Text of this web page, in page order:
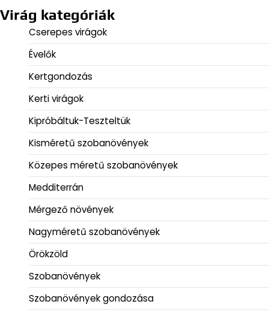
Virág kategóriák
Cserepes virágok
Évelők
Kertgondozás
Kerti virágok
Kipróbáltuk-Teszteltük
Kisméretű szobanövények
Közepes méretű szobanövények
Medditerrán
Mérgező növények
Nagyméretű szobanövények
Örökzöld
Szobanövények
Szobanövények gondozása